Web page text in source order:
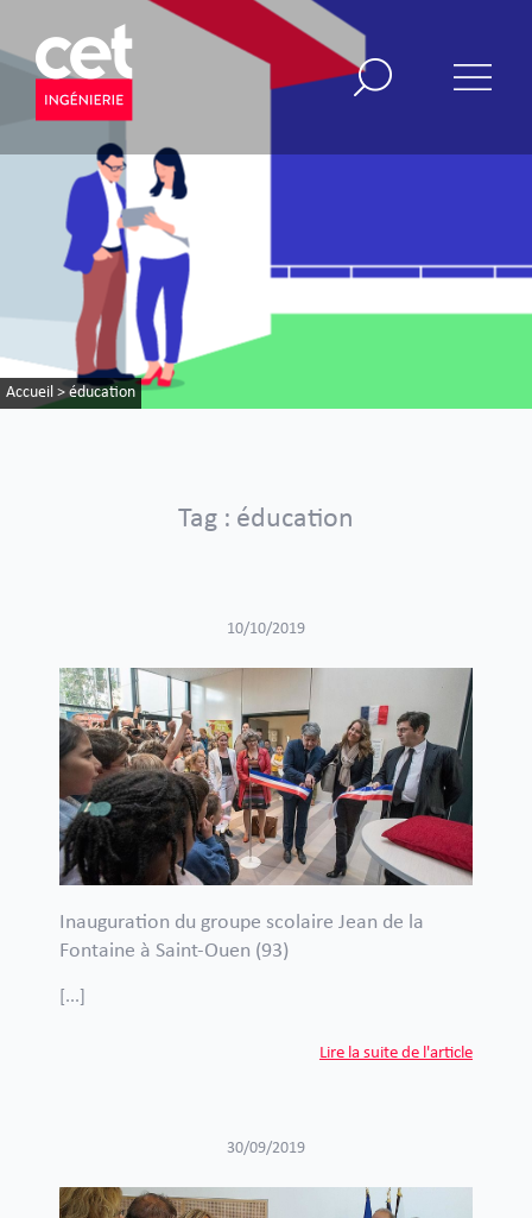
Accueil > éducation
Tag : éducation
10/10/2019
Inauguration du groupe scolaire Jean de la
Fontaine à Saint-Ouen (93)
[...]
Lire la suite de l'article
30/09/2019